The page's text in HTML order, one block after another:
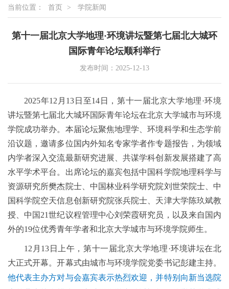
当前位置： 首页 > 学院新闻
第十一届北京大学地理·环境讲坛暨第七届北大城环
国际青年论坛顺利举行
发布时间：2025-12-13
2025年12月13日至14日，第十一届北京大学地理·环境
讲坛暨第七届北大城环国际青年论坛在北京大学城市与环境
学院成功举办。本届论坛聚焦地理学、环境科学和生态学前
沿议题，邀请多位国内外知名专家学者作专题报告，为领域
内学者深入交流最新研究进展、共谋学科创新发展搭建了高
水平学术平台。出席论坛的嘉宾包括中国科学院地理科学与
资源研究所樊杰院士、中国林业科学研究院刘世荣院士、中
国科学院空天信息创新研究院张兵院士、天津大学陈玖斌教
授、中国21世纪议程管理中心刘荣霞研究员，以及来自国内
外的19位优秀青年学者和北京大学城市与环境学院师生。
12月13日上午，第十一届北京大学地理·环境讲坛在北
大正式开幕。开幕式由城市与环境学院党委书记彭建主持。
他代表主办方对与会嘉宾表示热烈欢迎，并特别向新当选院